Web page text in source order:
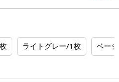
ライトグレー/1枚 ベー